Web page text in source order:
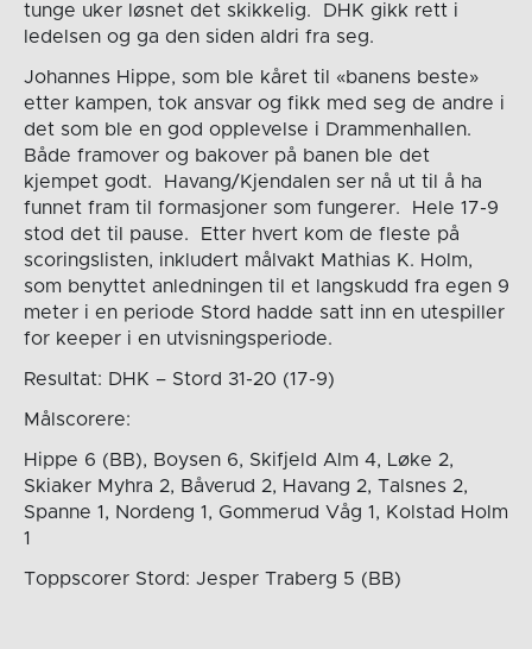
tunge uker løsnet det skikkelig. DHK gikk rett i
ledelsen og ga den siden aldri fra seg.
Johannes Hippe, som ble kåret til «banens beste»
etter kampen, tok ansvar og fikk med seg de andre i
det som ble en god opplevelse i Drammenhallen.
Både framover og bakover på banen ble det
kjempet godt. Havang/Kjendalen ser nå ut til å ha
funnet fram til formasjoner som fungerer. Hele 17-9
stod det til pause. Etter hvert kom de fleste på
scoringslisten, inkludert målvakt Mathias K. Holm,
som benyttet anledningen til et langskudd fra egen 9
meter i en periode Stord hadde satt inn en utespiller
for keeper i en utvisningsperiode.
Resultat: DHK – Stord 31-20 (17-9)
Målscorere:
Hippe 6 (BB), Boysen 6, Skifjeld Alm 4, Løke 2,
Skiaker Myhra 2, Båverud 2, Havang 2, Talsnes 2,
Spanne 1, Nordeng 1, Gommerud Våg 1, Kolstad Holm
1
Toppscorer Stord: Jesper Traberg 5 (BB)